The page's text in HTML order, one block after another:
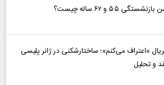
۵۵ و ۶۲ ساله چیست؟
«اعتراف می‌کنم»؛ ساختارشکنی در ژانر پلیسی
و تحلیل